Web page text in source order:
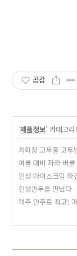
공감
'제품정보' 카테고
최화정 고무줄 고무
여름 대비 자라 버
인생 아이스크림 하
인생만두를 만났다
맥주 안주로 최고!